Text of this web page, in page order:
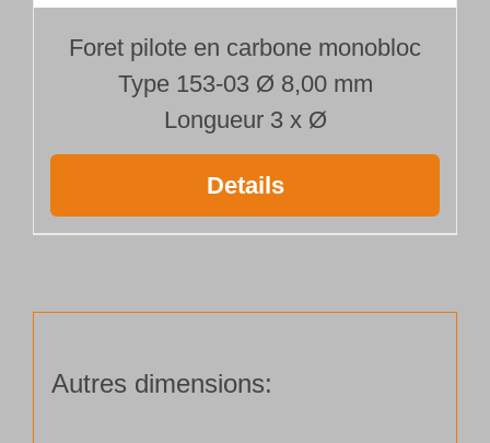
Foret pilote en carbone monobloc
Type 153-03 Ø 8,00 mm
Longueur 3 x Ø
Details
Autres dimensions: